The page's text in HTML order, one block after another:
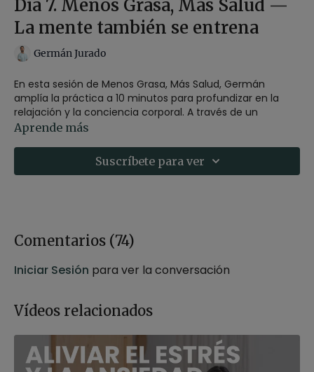
Día 7. Menos Grasa, Más Salud —
La mente también se entrena
Germán Jurado
En esta sesión de Menos Grasa, Más Salud, Germán
amplía la práctica a 10 minutos para profundizar en la
relajación y la conciencia corporal. A través de un
escaneo corporal progresivo, irás liberando tensiones
mandíbula, favoreciendo una sensación de alivio y
reducir el estrés, mejorar tu conexión mente-cuerpo y
sostener el hábito desde un lugar más amable y
consciente.
Profesor: Germán Jurado
Recomendaciones: adopta una postura cómoda para
la meditación puedes hacerla sentado en una silla o
sobre un cojín.
Aprende más
Suscríbete para ver
Comentarios (74)
Iniciar Sesión para ver la conversación
Vídeos relacionados